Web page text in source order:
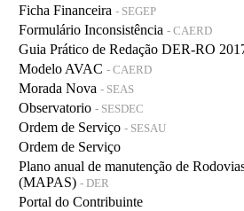
Ficha Financeira - SEGEP
Formulário Inconsistência - CAERD
Guia Prático de Redação DER-RO
Modelo AVAC - CAERD
Morada Nova - SEAS
Observatorio - SESDEC
Ordem de Serviço - SESAU
Ordem de Serviço
Plano anual de manutenção de
(MAPAS) - DER
Portal do Contribuinte